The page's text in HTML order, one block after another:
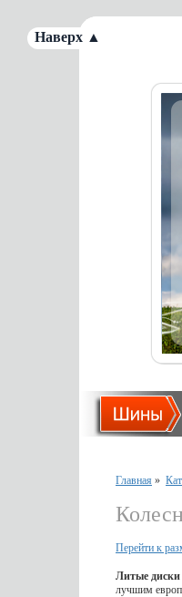
Главная »
Перейти к
Литые
лучшим
Наверх ▲